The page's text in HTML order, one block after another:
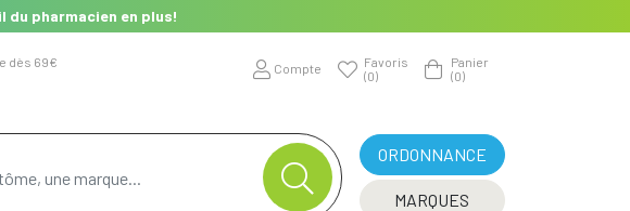
pharmacien en plus!
dès 69€
Compte
Favoris
(0)
Panier
(0)
ORDONNANCE
MARQUES